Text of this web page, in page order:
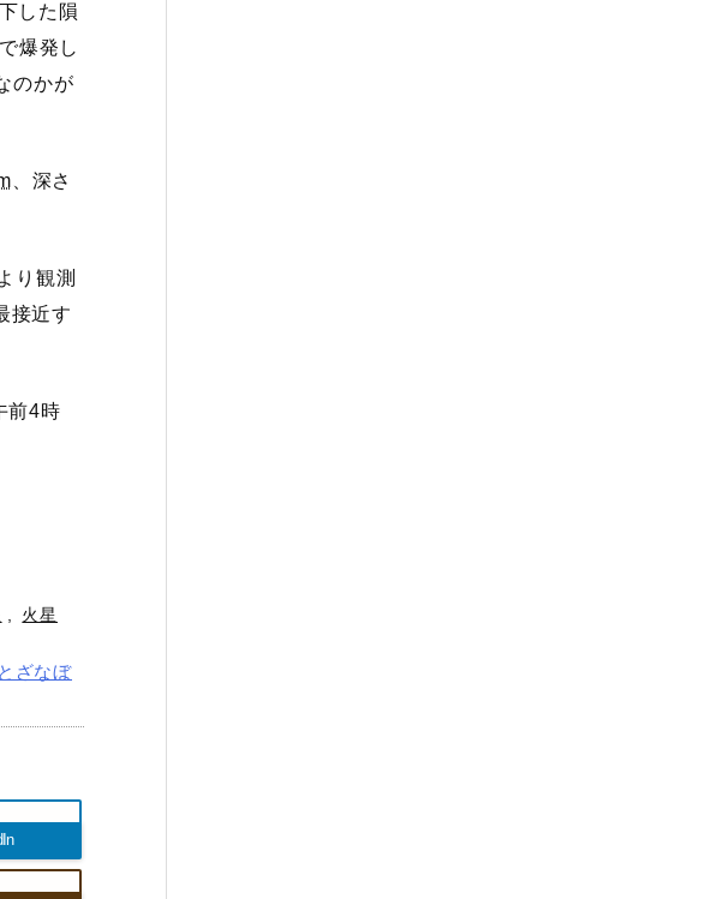
した隕
爆発し
のかが
、深さ
り観測
接近す
前4時
火星
とざなぼ